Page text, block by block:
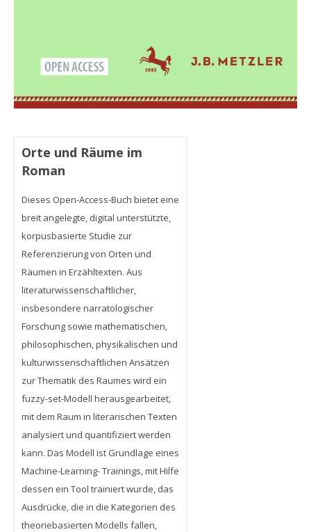
Orte und Räume im
Roman
Dieses Open-Access-Buch bietet eine
breit angelegte, digital unterstützte,
korpusbasierte Studie zur
Referenzierung von Orten und
Räumen in Erzähltexten. Aus
literaturwissenschaftlicher,
insbesondere narratologischer
Forschung sowie mathematischen,
philosophischen, physikalischen und
kulturwissenschaftlichen Ansätzen
zur Thematik des Raumes wird ein
fuzzy-set-Modell herausgearbeitet,
mit dem Raum in literarischen Texten
analysiert und quantifiziert werden
kann. Das Modell ist Grundlage eines
Machine-Learning- Trainings, mit Hilfe
dessen ein Tool trainiert wurde, das
Ausdrücke, die in die Kategorien des
theoriebasierten Modells fallen,